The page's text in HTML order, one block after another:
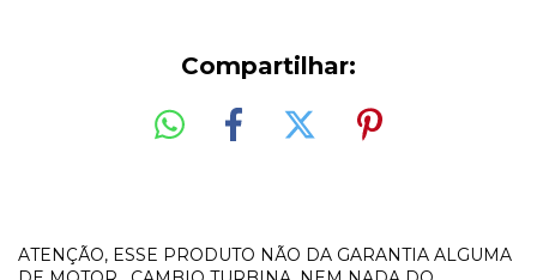
Compartilhar:
ATENÇÃO, ESSE PRODUTO NÃO DA GARANTIA ALGUMA